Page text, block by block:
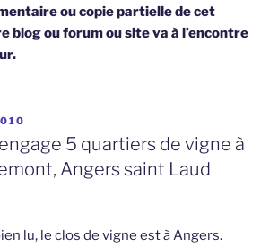
ou copie partielle de cet
blog ou forum ou site va à l’encontre
5 quartiers de vigne à
Angers saint Laud
lu, le clos de vigne est à Angers.